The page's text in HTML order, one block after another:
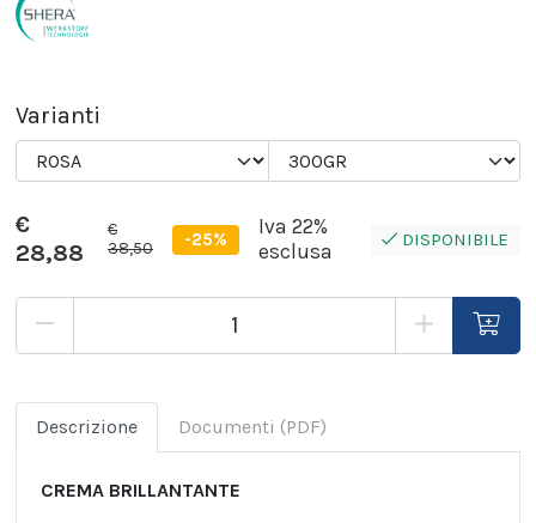
Varianti
€
28,88
€
38,50
-25%
Iva 22%
esclusa
DISPONIBILE
Descrizione Documenti (PDF)
CREMA BRILLANTANTE